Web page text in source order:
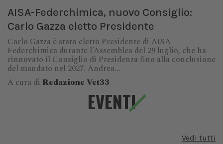
AISA-Federchimica, nuovo Consiglio:
Carlo Gazza eletto Presidente
Carlo Gazza è stato eletto Presidente di AISA-
Federchimica durante l’Assemblea del 29 luglio, che ha
rinnovato il Consiglio di Presidenza fino alla conclusione
del mandato nel 2027. Andrea...
A cura di Redazione Vet33
EVENTI
Vedi tutti